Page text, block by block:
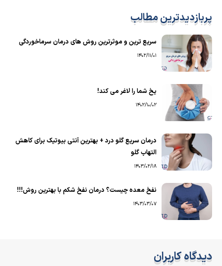
پربازدیدترین مطالب
سریع ترین و موثرترین روش های درمان سرماخوردگی
1402/11/01
یخ شما را لاغر می کند!
1402/10/02
درمان سریع گلو درد + بهترین آنتی بیوتیک برای کاهش
التهاب گلو
1403/02/18
نفخ معده چیست؟ درمان نفخ شکم با بهترین روش!!!
1403/03/07
دیدگاه کاربران